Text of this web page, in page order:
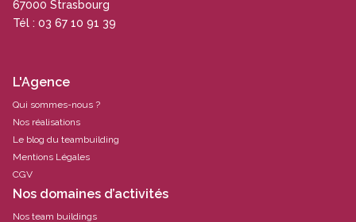
67000 Strasbourg
Tél : 03 67 10 91 39
L'Agence
Qui sommes-nous ?
Nos réalisations
Le blog du teambuilding
Mentions Légales
CGV
Nos domaines d’activités
Nos team buildings